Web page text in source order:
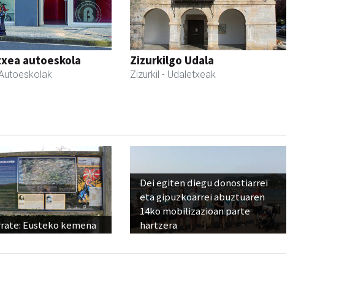
autoeskola Zizurkilgo Udala
Zizurkil - Udaletxeak
Eusteko kemena
Dei egiten diegu donostiarrei
eta gipuzkoarrei abuztuaren
14ko mobilizazioan parte
hartzera